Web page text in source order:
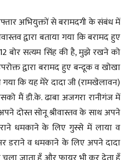
अभियुक्तों से बरामदगी के संबंध में
द्वारा बताया गया कि बरामद हुए
बोर सत्यम सिंह की है, मुझे रखने को
द्वारा बरामद हुए बन्दूक व खोखा
कि यह मेरे दादा जी (रामखेलावन)
मैं डी.के. ढाबा अजगरा रानीगंज में
दोस्त सोनू श्रीवास्तव के साथ अपने
धमकाने के लिए गुस्से में लाया व
डराने व धमकाने के लिए अपने दादा